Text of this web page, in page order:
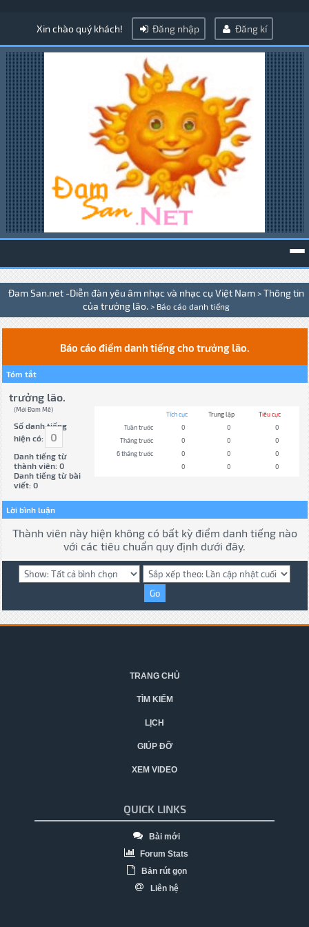
Xin chào quý khách! Đăng nhập Đăng kí
Đam San.net -Diễn đàn yêu âm nhạc và nhạc cụ Việt Nam > Thông tin
của trưởng lão. > Báo cáo danh tiếng
Báo cáo điểm danh tiếng cho trưởng lão.
Tóm tắt
trưởng lão.
(Mới Đam Mê)
Số danh tiếng
hiện có:
0
Danh tiếng từ
thành viên: 0
Danh tiếng từ bài
viết: 0
Tích cực Trung lập
Tiêu cực
Tuần trước
0 0
0
Tháng trước
0 0
0
6 tháng trước
0 0
0
0
0 0
Lời bình luận
Thành viên này hiện không có bất kỳ điểm danh tiếng nào
với các tiêu chuẩn quy định dưới đây.
TRANG CHỦ
TÌM KIẾM
LỊCH
GIÚP ĐỠ
XEM VIDEO
QUICK LINKS
Bài mới
Forum Stats
Bản rút gọn
Liên hệ